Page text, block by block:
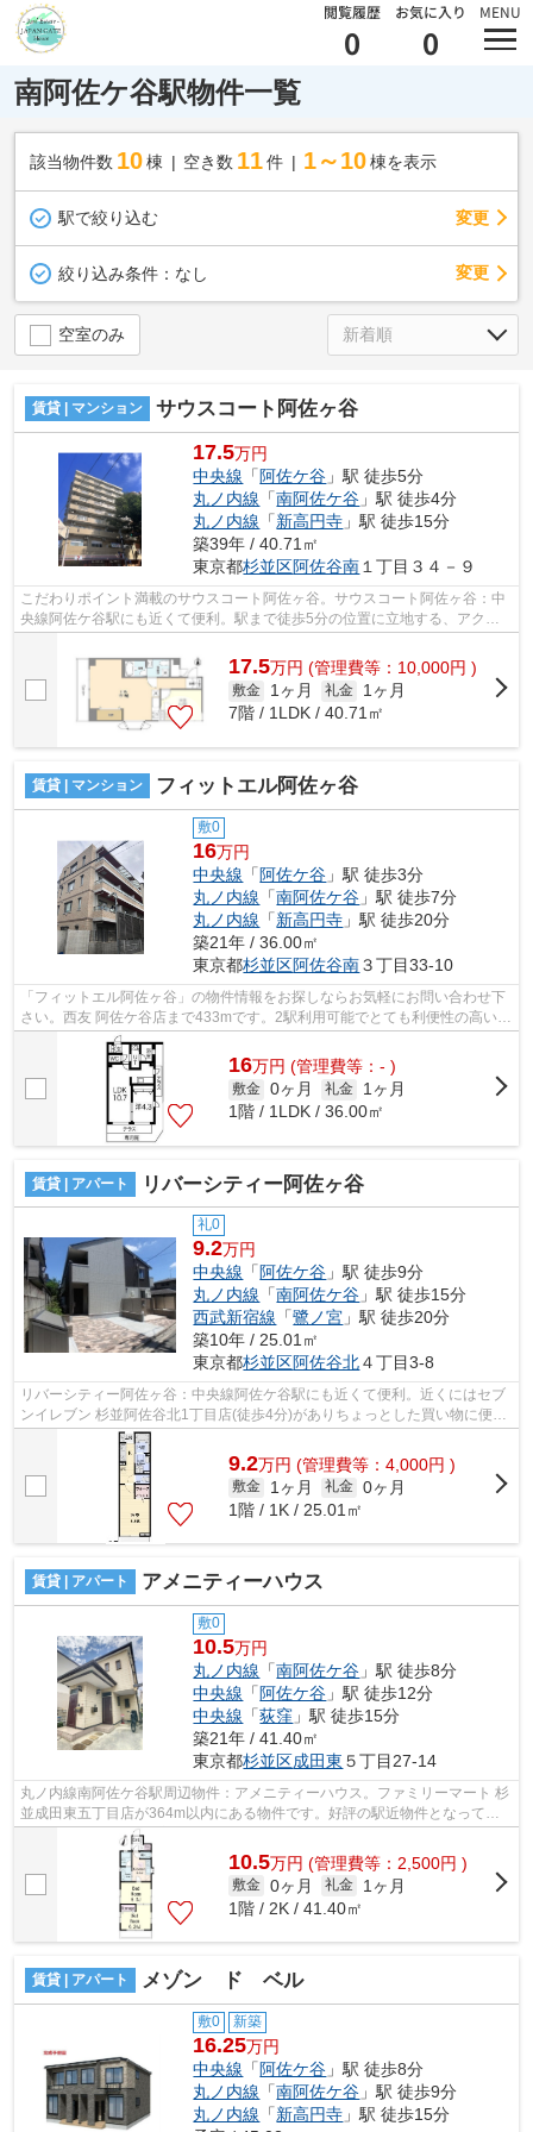
閲覧履歴
0
お気に入り
0
MENU
南阿佐ケ谷駅物件一覧
該当物件数 10棟 空き数 11 件 1～10 棟を表示
駅で絞り込む 変更
絞り込み条件： なし 変更
空室のみ
賃貸 | マンション サウスコート阿佐ヶ谷
17.5万円
中央線 「 阿佐ケ谷 」駅 徒歩5分
丸ノ内線 「南阿佐ケ谷 」駅 徒歩4分
丸ノ内線 「新高円寺 」駅 徒歩15分
築39年 / 40.71㎡
東京都杉並区阿佐谷南 １丁目３４－９
こだわりポイント満載のサウスコート阿佐ヶ谷。サウスコート阿佐ヶ谷：中
央線阿佐ケ谷駅にも近くて便利。駅まで徒歩5分の位置に立地する、アクセ
ス良好な物件です。こちらはマンション...
17.5万円 (管理費等：10,000円 )
敷金 1ヶ月 礼金
1ヶ月
7階 / 1LDK / 40.71㎡
賃貸 | マンション フィットエル阿佐ヶ谷
敷0
16万円
中央線 「 阿佐ケ谷 」駅 徒歩3分
丸ノ内線 「南阿佐ケ谷 」駅 徒歩7分
丸ノ内線 「新高円寺 」駅 徒歩20分
築21年 / 36.00㎡
東京都杉並区阿佐谷南３丁目33-10
「フィットエル阿佐ヶ谷」の物件情報をお探しならお気軽にお問い合わせ下
さい。西友 阿佐ケ谷店まで433mです。2駅利用可能でとても利便性の高いマ
ンションです。徒歩3分で駅にアクセス...
16万円 (管理費等：- )
敷金 0ヶ月 礼金
1ヶ月
1階 / 1LDK / 36.00㎡
賃貸 | アパート リバーシティー阿佐ヶ谷
礼0
9.2万円
中央線 「 阿佐ケ谷 」駅 徒歩9分
丸ノ内線 「南阿佐ケ谷 」駅 徒歩15分
西武新宿線 「鷺ノ宮 」駅 徒歩20分
築10年 / 25.01㎡
東京都杉並区阿佐谷北４丁目3-8
リバーシティー阿佐ヶ谷：中央線阿佐ケ谷駅にも近くて便利。近くにはセブ
ンイレブン 杉並阿佐谷北1丁目店(徒歩4分)がありちょっとした買い物に便利
です。晴れの日は気持ち良い陽射しを...
9.2万円 (管理費等：4,000円 )
敷金 1ヶ月 礼金 0ヶ月
1階 / 1K / 25.01㎡
賃貸 | アパート アメニティーハウス
敷0
10.5万円
丸ノ内線 「南阿佐ケ谷 」駅 徒歩8分
中央線 「 阿佐ケ谷 」駅 徒歩12分
中央線 「荻窪 」駅 徒歩15分
築21年 / 41.40㎡
東京都杉並区成田東 ５丁目27-14
丸ノ内線南阿佐ケ谷駅周辺物件：アメニティーハウス。ファミリーマート 杉
並成田東五丁目店が364m以内にある物件です。好評の駅近物件となってお
り、駅より徒歩8分に立地しています。2...
10.5万円 (管理費等：2,500円 )
敷金 0ヶ月 礼金
1ヶ月
1階 / 2K / 41.40㎡
賃貸 | アパート メゾン ド ベル
敷0 新築
16.25万円
中央線 「 阿佐ケ谷 」駅 徒歩8分
丸ノ内線 「南阿佐ケ谷 」駅 徒歩9分
丸ノ内線 「新高円寺 」駅 徒歩15分